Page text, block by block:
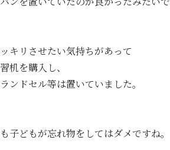
キリさせたい気持ちがあって
机を購入し、
ンドセル等は置いていました。
子どもが忘れ物をしてはダメですね。